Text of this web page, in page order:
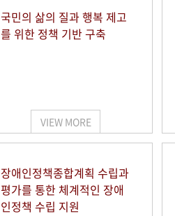
국민의 삶의 질과 행복 제고
를 위한 정책 기반 구축
VIEW MORE
장애인정책종합계획 수립과
평가를 통한 체계적인 장애
인정책 수립 지원